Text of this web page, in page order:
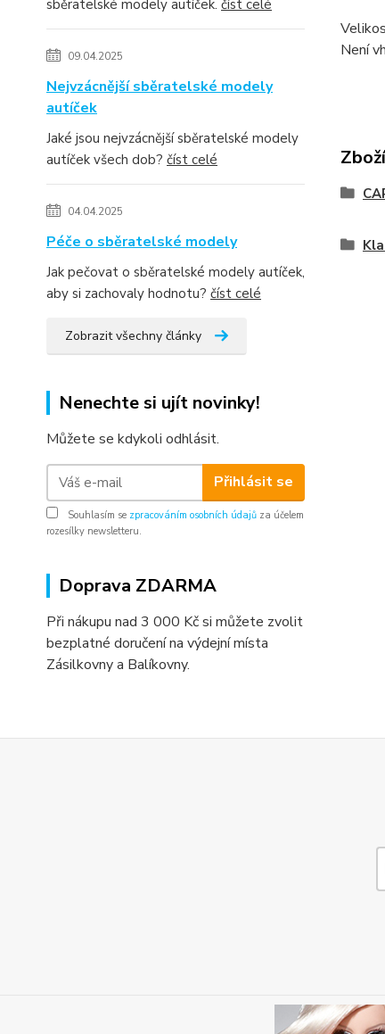
sběratelské modely autíček. číst celé
09.04.2025
Nejvzácnější sběratelské modely
autíček
Jaké jsou nejvzácnější sběratelské modely
autíček všech dob? číst celé
04.04.2025
Péče o sběratelské modely
Jak pečovat o sběratelské modely autíček,
aby si zachovaly hodnotu? číst celé
Zobrazit všechny články
Nenechte si ujít novinky!
Můžete se kdykoli odhlásit.
Přihlásit se
Souhlasím se zpracováním osobních údajů za účelem
rozesílky newsletteru.
Doprava ZDARMA
Při nákupu nad 3 000 Kč si můžete zvolit
bezplatné doručení na výdejní místa
Zásilkovny a Balíkovny.
Není